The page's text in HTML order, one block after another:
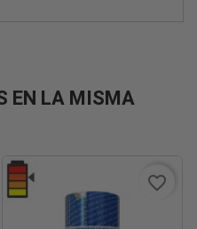
EN LA MISMA
favorite_border